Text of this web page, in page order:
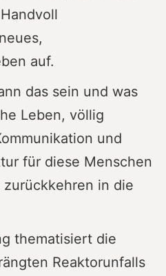
auf.
das sein und was
Leben, völlig
und
für diese Menschen
in die
thematisiert die
Reaktorunfalls